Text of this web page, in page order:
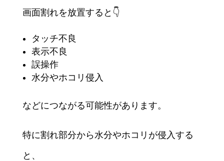
画面割れを放置すると👇
タッチ不良
表示不良
誤操作
水分やホコリ侵入
などにつながる可能性があります。
特に割れ部分から水分やホコリが侵入する
と、